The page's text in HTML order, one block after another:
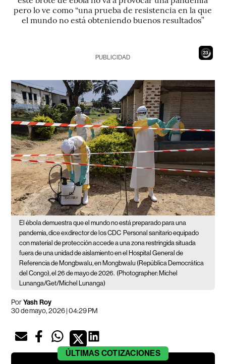
pero lo ve como “una prueba de resistencia en la que
el mundo no está obteniendo buenos resultados”
22
PUBLICIDAD
El ébola demuestra que el mundo no está preparado para una
pandemia, dice exdirector de los CDC Personal sanitario equipado
con material de protección accede a una zona restringida situada
fuera de una unidad de aislamiento en el Hospital General de
Referencia de Mongbwalu, en Mongbwalu (República Democrática
del Congo), el 26 de mayo de 2026. (Photographer: Michel
Lunanga/Get/Michel Lunanga)
PorYash Roy
30 de mayo, 2026 | 04:29 PM
ÚLTIMAS COTIZACIONES